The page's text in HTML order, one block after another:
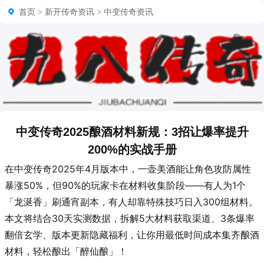
首页 > 新开传奇资讯 > 中变传奇资讯
中变传奇2025酿酒材料新规：3招让爆率提升
200%的实战手册
在中变传奇2025年4月版本中，一壶美酒能让角色攻防属性
暴涨50%，但90%的玩家卡在材料收集阶段——有人为1个
「龙涎香」刷通宵副本，有人却靠特殊技巧日入300组材料。
本文将结合30天实测数据，拆解5大材料获取渠道、3条爆率
翻倍玄学、版本更新隐藏福利，让你用最低时间成本集齐酿酒
材料，轻松酿出「醉仙酿」！